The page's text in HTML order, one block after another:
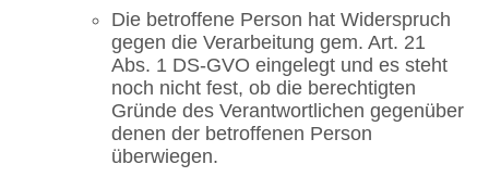
Die betroffene Person hat Widerspruch
gegen die Verarbeitung gem. Art. 21
Abs. 1 DS-GVO eingelegt und es steht
noch nicht fest, ob die berechtigten
Gründe des Verantwortlichen gegenüber
denen der betroffenen Person
überwiegen.